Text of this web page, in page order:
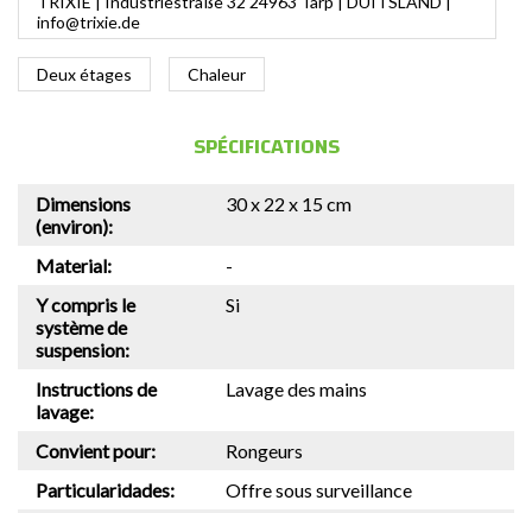
info@trixie.de
Deux étages Chaleur
SPÉCIFICATIONS
Dimensions
(environ):
30 x 22 x 15 cm
Material:
-
Y compris le
système de
suspension:
Si
Instructions de
lavage:
Lavage des mains
Convient pour:
Rongeurs
Particularidades:
Offre sous surveillance